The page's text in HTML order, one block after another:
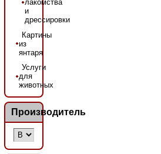
лакомства
и
дрессировки
Картины
из
янтаря
Услуги
для
животных
Производитель